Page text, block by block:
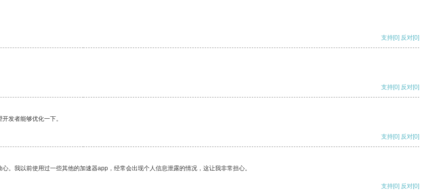
支持[0] 反对[0]
支持[0] 反对[0]
发者能够优化一下。
支持[0] 反对[0]
。我以前使用过一些其他的加速器app，经常会出现个人信息泄露的情况，这让我非常担心。
支持[0] 反对[0]